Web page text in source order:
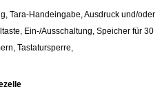
Tara-Handeingabe, Ausdruck und/oder
Ein-/Ausschaltung, Speicher für 30
Tastatursperre,